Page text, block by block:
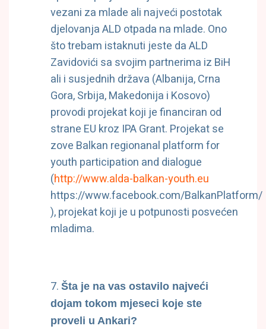
vezani za mlade ali najveći postotak
djelovanja ALD otpada na mlade. Ono
što trebam istaknuti jeste da ALD
Zavidovići sa svojim partnerima iz BiH
ali i susjednih država (Albanija, Crna
Gora, Srbija, Makedonija i Kosovo)
provodi projekat koji je financiran od
strane EU kroz IPA Grant. Projekat se
zove Balkan regionanal platform for
youth participation and dialogue
(http://www.alda-balkan-youth.eu
https://www.facebook.com/BalkanPlatform/
), projekat koji je u potpunosti posvećen
mladima.
Šta je na vas ostavilo najveći
dojam tokom mjeseci koje ste
proveli u Ankari?